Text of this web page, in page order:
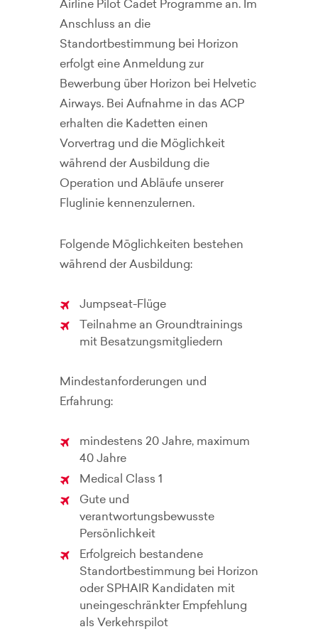
Airline Pilot Cadet Programme an. Im
Anschluss an die
Standortbestimmung bei Horizon
erfolgt eine Anmeldung zur
Bewerbung über Horizon bei Helvetic
Airways. Bei Aufnahme in das ACP
erhalten die Kadetten einen
Vorvertrag und die Möglichkeit
während der Ausbildung die
Operation und Abläufe unserer
Fluglinie kennenzulernen.
Folgende Möglichkeiten bestehen
während der Ausbildung:
Jumpseat-Flüge
Teilnahme an Groundtrainings
mit Besatzungsmitgliedern
Mindestanforderungen und
Erfahrung:
mindestens 20 Jahre, maximum
40 Jahre
Medical Class 1
Gute und
verantwortungsbewusste
Persönlichkeit
Erfolgreich bestandene
Standortbestimmung bei Horizon
oder SPHAIR Kandidaten mit
uneingeschränkter Empfehlung
als Verkehrspilot